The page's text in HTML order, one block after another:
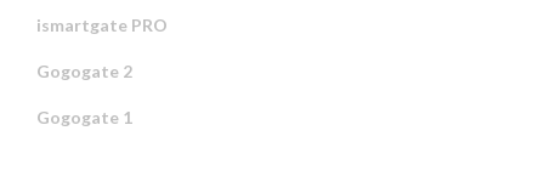
ismartgate PRO
Gogogate 2
Gogogate 1